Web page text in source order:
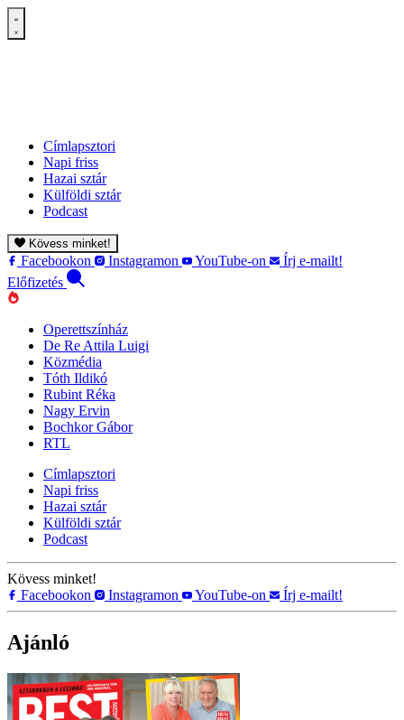
Címlapsztori
Napi friss
Hazai sztár
Külföldi sztár
Podcast
Kövess minket!
Facebookon Instagramon YouTube-on
Írj e-mailt!
Előfizetés
Operettszínház
De Re Attila Luigi
Közmédia
Tóth Ildikó
Rubint Réka
Nagy Ervin
Bochkor Gábor
RTL
Címlapsztori
Napi friss
Hazai sztár
Külföldi sztár
Podcast
Kövess minket!
Facebookon
Instagramon YouTube-on Írj e-mailt!
Ajánló